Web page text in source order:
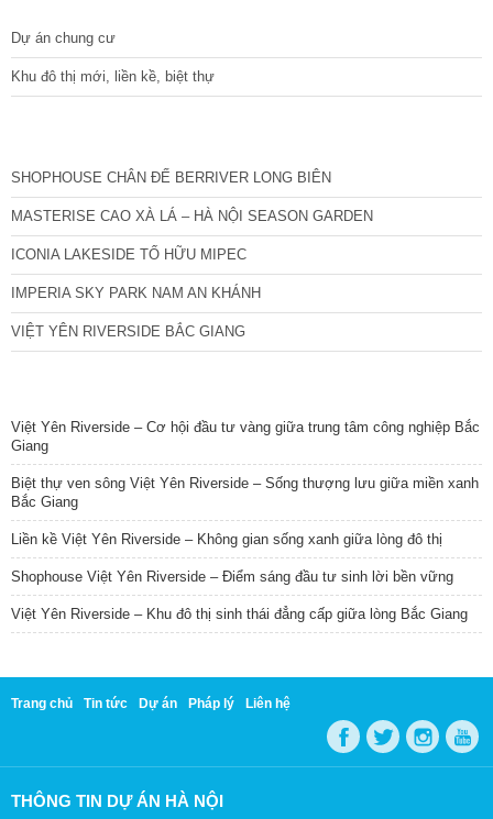
Dự án chung cư
Khu đô thị mới, liền kề, biệt thự
SHOPHOUSE CHÂN ĐẾ BERRIVER LONG BIÊN
MASTERISE CAO XÀ LÁ – HÀ NỘI SEASON GARDEN
ICONIA LAKESIDE TỐ HỮU MIPEC
IMPERIA SKY PARK NAM AN KHÁNH
VIỆT YÊN RIVERSIDE BẮC GIANG
Việt Yên Riverside – Cơ hội đầu tư vàng giữa trung tâm công nghiệp Bắc
Giang
Biệt thự ven sông Việt Yên Riverside – Sống thượng lưu giữa miền xanh
Bắc Giang
Liền kề Việt Yên Riverside – Không gian sống xanh giữa lòng đô thị
Shophouse Việt Yên Riverside – Điểm sáng đầu tư sinh lời bền vững
Việt Yên Riverside – Khu đô thị sinh thái đẳng cấp giữa lòng Bắc Giang
Trang chủ Tin tức Dự án Pháp lý Liên hệ
THÔNG TIN DỰ ÁN HÀ NỘI